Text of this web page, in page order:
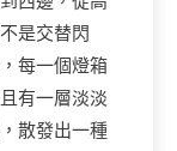
是交替閃
每一個燈箱
有一層淡淡
散發出一種